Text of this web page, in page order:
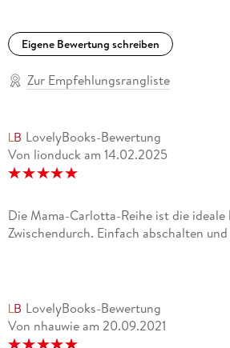
Eigene Bewertung schreiben
Zur Empfehlungsrangliste
LovelyBooks-Bewertung
Von lionduck am 14.02.2025
Die Mama-Carlotta-Reihe ist die
Zwischendurch. Einfach abschalten
LovelyBooks-Bewertung
Von nhauwie am 20.09.2021